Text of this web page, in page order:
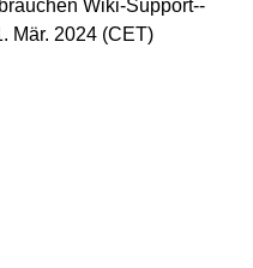
Wiki-Support--
Mär. 2024 (CET)